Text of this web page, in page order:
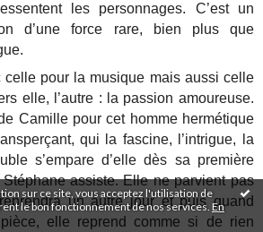
sur ce site, vous acceptez l'utilisation de
le bon fonctionnement de nos services. En
les personnages. C’est un
d’une force rare, bien plus que
celle pour la musique mais aussi celle
elle, l’autre : la passion amoureuse.
Camille pour cet homme hermétique
qui la fascine, l’intrigue, la
s’empare d’elle dès sa première
assiste. Elle ne parvient pas
un autre jour et puis quand
elle reprend comme si de rien